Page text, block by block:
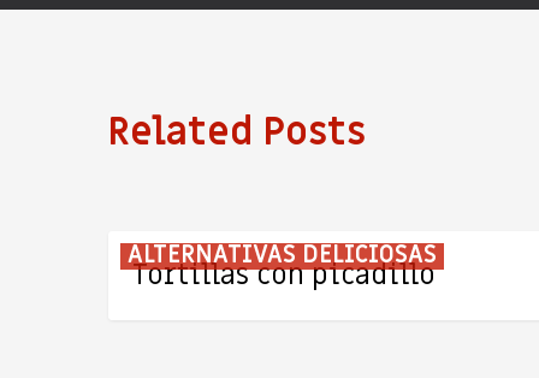
Related Posts
ALTERNATIVAS DELICIOSAS
Tortillas
conTortillas con picadillo